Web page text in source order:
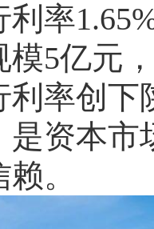
利率
模5亿元
利率创下
是资本市
。